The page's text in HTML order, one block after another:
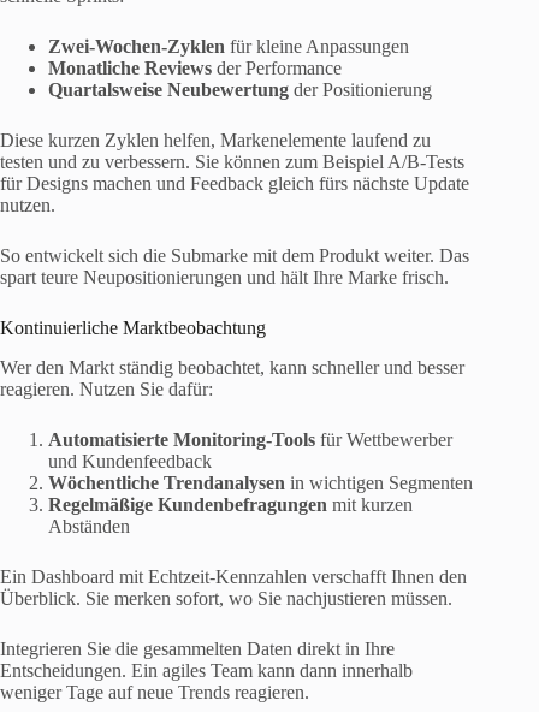
Zwei-Wochen-Zyklen für kleine Anpassungen
Monatliche Reviews der Performance
Quartalsweise Neubewertung der Positionierung
Diese kurzen Zyklen helfen, Markenelemente laufend zu
testen und zu verbessern. Sie können zum Beispiel A/B-Tests
für Designs machen und Feedback gleich fürs nächste Update
nutzen.
So entwickelt sich die Submarke mit dem Produkt weiter. Das
spart teure Neupositionierungen und hält Ihre Marke frisch.
Kontinuierliche Marktbeobachtung
Wer den Markt ständig beobachtet, kann schneller und besser
reagieren. Nutzen Sie dafür:
Automatisierte Monitoring-Tools für Wettbewerber
und Kundenfeedback
Wöchentliche Trendanalysen in wichtigen Segmenten
Regelmäßige Kundenbefragungen mit kurzen
Abständen
Ein Dashboard mit Echtzeit-Kennzahlen verschafft Ihnen den
Überblick. Sie merken sofort, wo Sie nachjustieren müssen.
Integrieren Sie die gesammelten Daten direkt in Ihre
Entscheidungen. Ein agiles Team kann dann innerhalb
weniger Tage auf neue Trends reagieren.